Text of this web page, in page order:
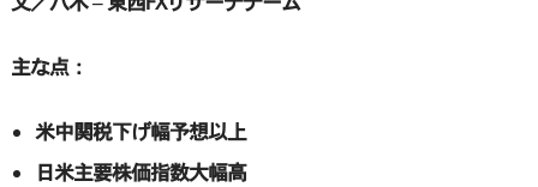
主な点：
米中関税下げ幅予想以上
日米主要株価指数大幅高